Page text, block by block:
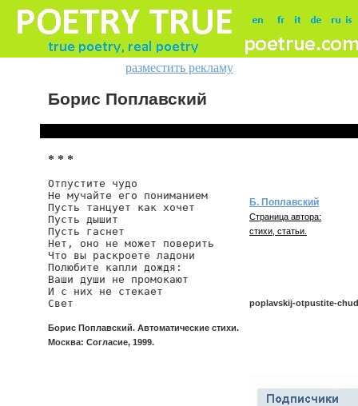
разместить рекламу
Борис Поплавский
* * *
Отпустите чудо
Не мучайте его пониманием
Пусть танцует как хочет
Пусть дышит
Пусть гаснет
Нет, оно не может поверить
Что вы раскроете ладони
Полюбите капли дождя:
Ваши души не промокают
И с них не стекает
Свет
Борис Поплавский. Автоматические стихи.
Москва: Согласие, 1999.
Б. Поплавский
Страница автора:
стихи, статьи.
poplavskij-otpustite-